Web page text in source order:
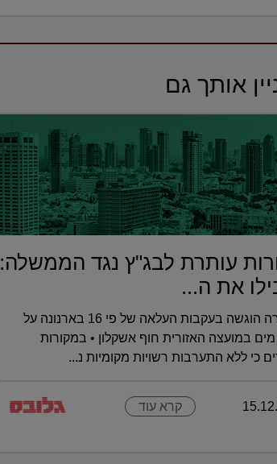
אותך גם
עותרת לבג"ץ נגד הממשלה:
את ה...
העתירה הוגשה בעקבות העלאה של פי 16 בארנונה על
במועצה האזורית חוף אשקלון • במקורות
כי ללא התערבות רשויות מקומיות נ...
קרא עוד